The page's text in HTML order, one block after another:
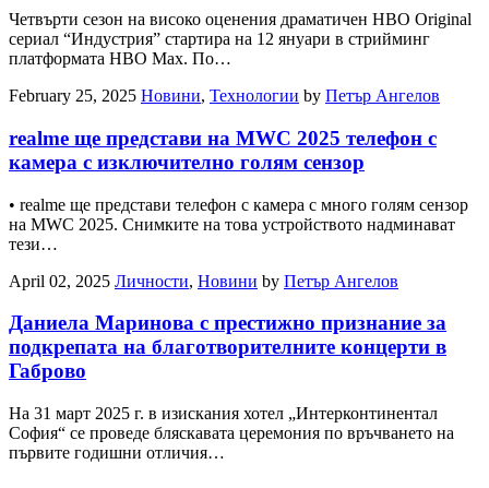
Четвърти сезон на високо оценения драматичен HBO Original
сериал “Индустрия” стартира на 12 януари в стрийминг
платформата HBO Max. По…
February 25, 2025 Новини, Технологии by Петър Ангелов
realme ще представи на MWC 2025 телефон с
камера с изключително голям сензор
• realme ще представи телефон с камера с много голям сензор
на MWC 2025. Снимките на това устройството надминават
тези…
April 02, 2025 Личности, Новини by Петър Ангелов
Даниела Маринова с престижно признание за
подкрепата на благотворителните концерти в
Габрово
На 31 март 2025 г. в изискания хотел „Интерконтинентал
София“ се проведе бляскавата церемония по връчването на
първите годишни отличия…